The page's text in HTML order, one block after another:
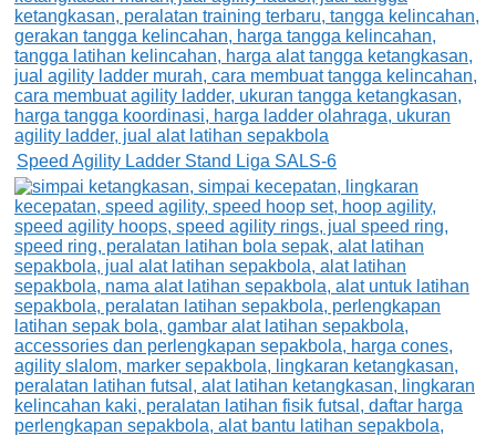
Speed Agility Ladder Stand Liga SALS-6